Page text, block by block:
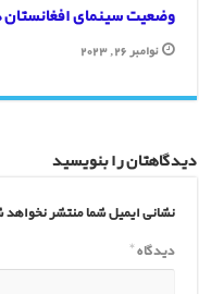
وضعیت سینمای افغانستان در
نوامبر 26, 2023
دیدگاهتان را بنویسید
نشانی ایمیل شما منتشر
دیدگاه*